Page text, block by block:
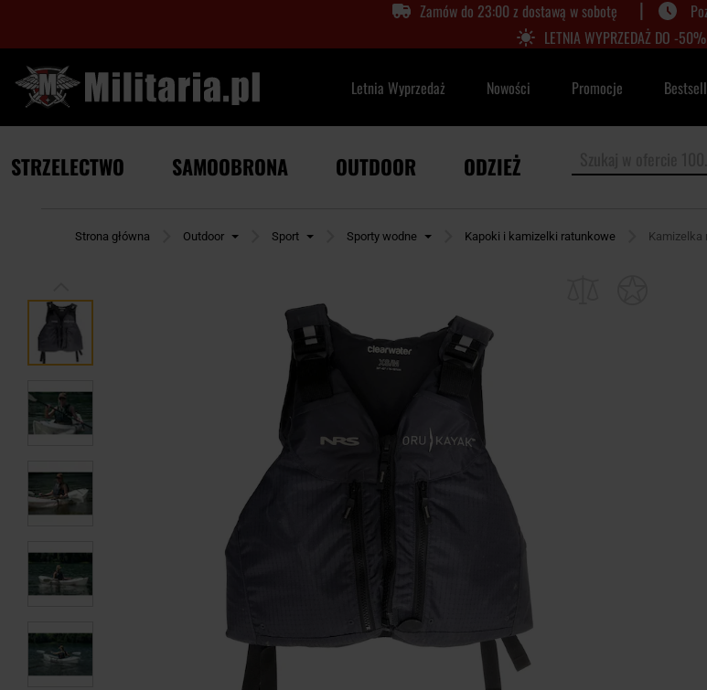
Zamów do 23:00 z dostawą w sobotę |
LETNIA WYPRZEDAŻ DO -50%
Letnia Wyprzedaż Nowości Promocje
STRZELECTWO SAMOOBRONA OUTDOOR ODZIEŻ
Strona główna Outdoor Sport Sporty wodne Kapoki i kamizelki ratunkowe Kamizelka